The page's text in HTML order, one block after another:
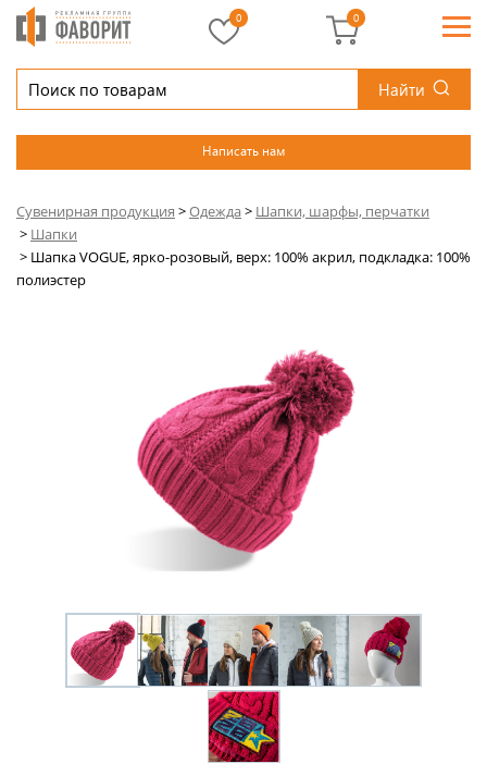
Найти
Написать нам
0 0
Сувенирная продукция >Одежда> Шапки, шарфы, перчатки
> Шапки
> Шапка VOGUE, ярко-розовый, верх: 100% акрил, подкладка: 100%
полиэстер